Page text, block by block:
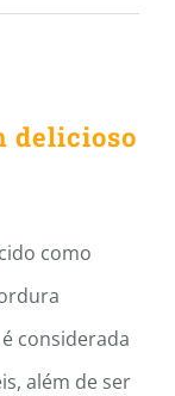
delicioso
como
considerada
além de ser